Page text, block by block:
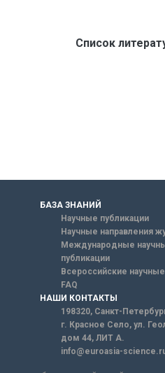
Список
БАЗА ЗНАНИЙ
Научные публикации
Научные направления
Международные
публикации
Всероссийские
FAQ
НАШИ КОНТАКТЫ
198320, Санкт-
г. Красное Село, ул.
дом 44, ЛИТ А.
info@euroasia-